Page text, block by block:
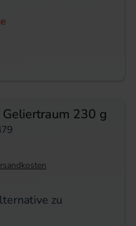
230 g
zu